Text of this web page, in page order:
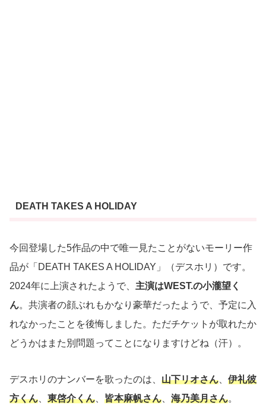
DEATH TAKES A HOLIDAY
今回登場した5作品の中で唯一見たことがないモーリー作
品が「DEATH TAKES A HOLIDAY」（デスホリ）です。
2024年に上演されたようで、 主演はWEST.の小瀧望く
ん。共演者の顔ぶれもかなり豪華だったようで、予定に入
れなかったことを後悔しました。ただチケットが取れたか
どうかはまた別問題ってことになりますけどね（汗）。
デスホリのナンバーを歌ったのは、 山下リオさん
伊礼彼
方くん
東啓介くん 皆本麻帆さん 海乃美月さん。